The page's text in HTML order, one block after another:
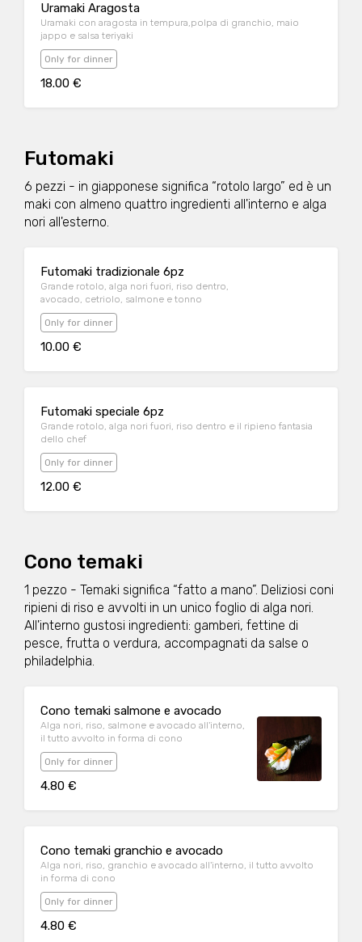
Uramaki Aragosta
Uramaki con aragosta in tempura,polpa di granchio, maio
jappo e salsa teriyaki
Only for dinner
18.00 €
Futomaki
6 pezzi - in giapponese significa “rotolo largo” ed è un
maki con almeno quattro ingredienti all'interno e alga
nori all'esterno.
Futomaki tradizionale 6pz
Grande rotolo, alga nori fuori, riso dentro,
avocado, cetriolo, salmone e tonno
Only for dinner
10.00 €
Futomaki speciale 6pz
Grande rotolo, alga nori fuori, riso dentro e il ripieno fantasia
dello chef
Only for dinner
12.00 €
Cono temaki
1 pezzo - Temaki significa “fatto a mano”. Deliziosi coni
ripieni di riso e avvolti in un unico foglio di alga nori.
All'interno gustosi ingredienti: gamberi, fettine di
pesce, frutta o verdura, accompagnati da salse o
philadelphia.
Cono temaki salmone e avocado
Alga nori, riso, salmone e avocado all'interno,
il tutto avvolto in forma di cono
Only for dinner
4.80 €
Cono temaki granchio e avocado
Alga nori, riso, granchio e avocado all'interno, il tutto avvolto
in forma di cono
Only for dinner
4.80 €